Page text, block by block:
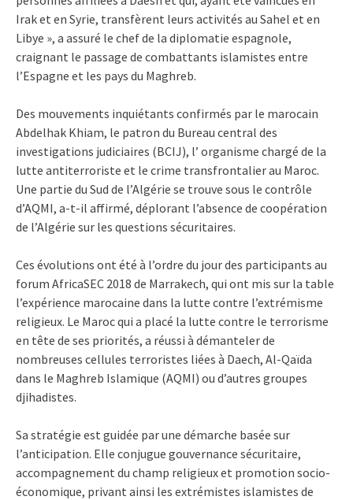
Irak et en Syrie, transfèrent leurs activités au Sahel et en
Libye », a assuré le chef de la diplomatie espagnole,
craignant le passage de combattants islamistes entre
l’Espagne et les pays du Maghreb.
Des mouvements inquiétants confirmés par le marocain
Abdelhak Khiam, le patron du Bureau central des
investigations judiciaires (BCIJ), l’ organisme chargé de la
lutte antiterroriste et le crime transfrontalier au Maroc.
Une partie du Sud de l’Algérie se trouve sous le contrôle
d’AQMI, a-t-il affirmé, déplorant l’absence de coopération
de l’Algérie sur les questions sécuritaires.
Ces évolutions ont été à l’ordre du jour des participants au
forum AfricaSEC 2018 de Marrakech, qui ont mis sur la table
l’expérience marocaine dans la lutte contre l’extrémisme
religieux. Le Maroc qui a placé la lutte contre le terrorisme
en tête de ses priorités, a réussi à démanteler de
nombreuses cellules terroristes liées à Daech, Al-Qaïda
dans le Maghreb Islamique (AQMI) ou d’autres groupes
djihadistes.
Sa stratégie est guidée par une démarche basée sur
l’anticipation. Elle conjugue gouvernance sécuritaire,
accompagnement du champ religieux et promotion socio-
économique, privant ainsi les extrémistes islamistes de